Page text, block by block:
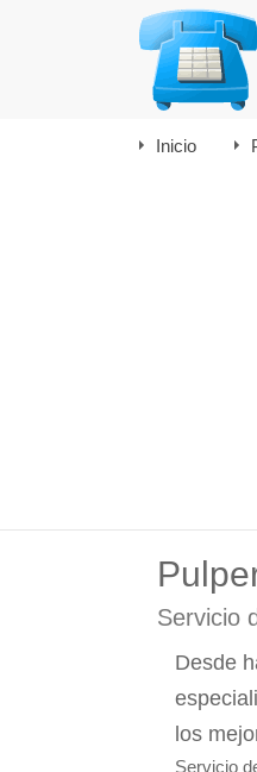
Inicio
Servicio
Desde
los
Servicio